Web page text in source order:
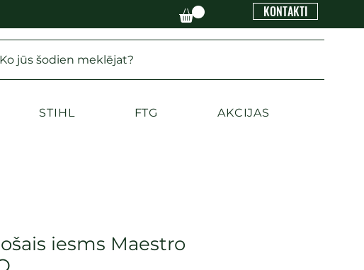
KONTAKTI
Ko jūs šodien meklējat?
STIHL FTG AKCIJAS
iesms Maestro